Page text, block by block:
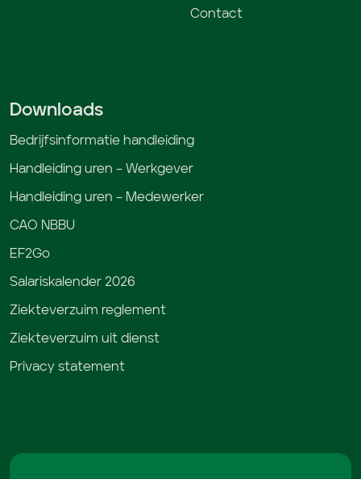
Contact
Downloads
Bedrijfsinformatie handleiding
Handleiding uren – Werkgever
Handleiding uren – Medewerker
CAO NBBU
EF2Go
Salariskalender 2026
Ziekteverzuim reglement
Ziekteverzuim uit dienst
Privacy statement